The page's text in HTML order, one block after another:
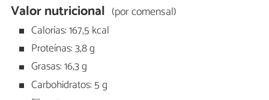
Valor nutricional (por comensal)
Calorías: 167,5 kcal
Proteínas: 3,8 g
Grasas: 16,3 g
Carbohidratos: 5 g